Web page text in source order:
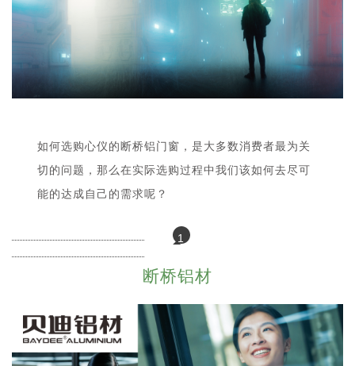
如何选购心仪的断桥铝门窗，是大多数消费者最为关
切的问题，那么在实际选购过程中我们该如何去尽可
能的达成自己的需求呢？
1
断桥铝材